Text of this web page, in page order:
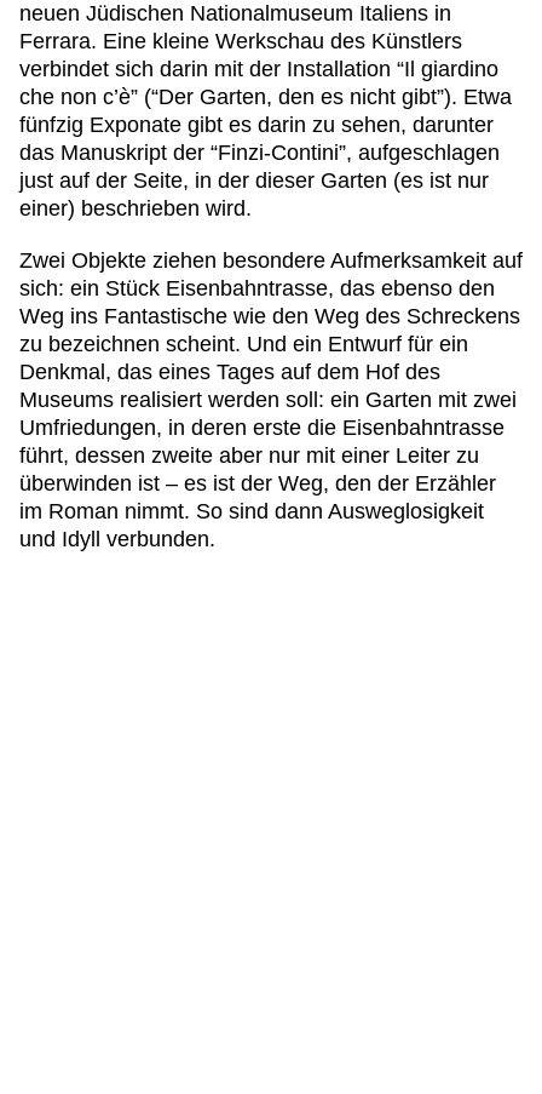
neuen Jüdischen Nationalmuseum Italiens in
Ferrara. Eine kleine Werkschau des Künstlers
verbindet sich darin mit der Installation “Il giardino
che non c’è” (“Der Garten, den es nicht gibt”). Etwa
fünfzig Exponate gibt es darin zu sehen, darunter
das Manuskript der “Finzi-Contini”, aufgeschlagen
just auf der Seite, in der dieser Garten (es ist nur
einer) beschrieben wird.
Zwei Objekte ziehen besondere Aufmerksamkeit auf
sich: ein Stück Eisenbahntrasse, das ebenso den
Weg ins Fantastische wie den Weg des Schreckens
zu bezeichnen scheint. Und ein Entwurf für ein
Denkmal, das eines Tages auf dem Hof des
Museums realisiert werden soll: ein Garten mit zwei
Umfriedungen, in deren erste die Eisenbahntrasse
führt, dessen zweite aber nur mit einer Leiter zu
überwinden ist – es ist der Weg, den der Erzähler
im Roman nimmt. So sind dann Ausweglosigkeit
und Idyll verbunden.